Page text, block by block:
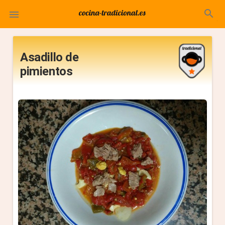
 search
Asadillo de
pimientos